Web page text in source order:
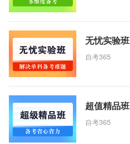
无忧实验
自考365
超值精品
自考365